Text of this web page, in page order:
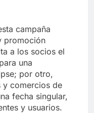
campaña
promoción
a los socios el
una
por otro,
y comercios de
fecha singular,
y usuarios.